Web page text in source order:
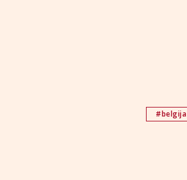
#belgija